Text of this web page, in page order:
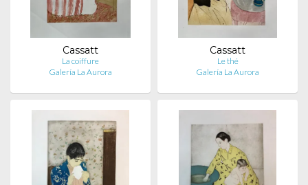
Cassatt
La coiffure
Galería La Aurora
Cassatt
Le thé
Galería La Aurora